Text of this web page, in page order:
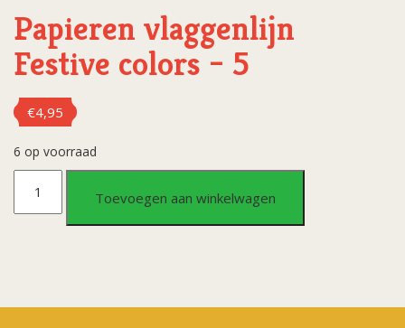
Papieren vlaggenlijn
Festive colors – 5
€4,95
6 op voorraad
Papieren
vlaggenlijn
colors
Toevoegen aan winkelwagen